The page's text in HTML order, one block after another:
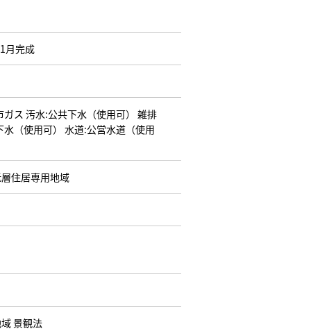
月完成
ガス 汚水:公共下水（使用可） 雑排
（使用可） 水道:公営水道（使用
住居専用地域
景観法